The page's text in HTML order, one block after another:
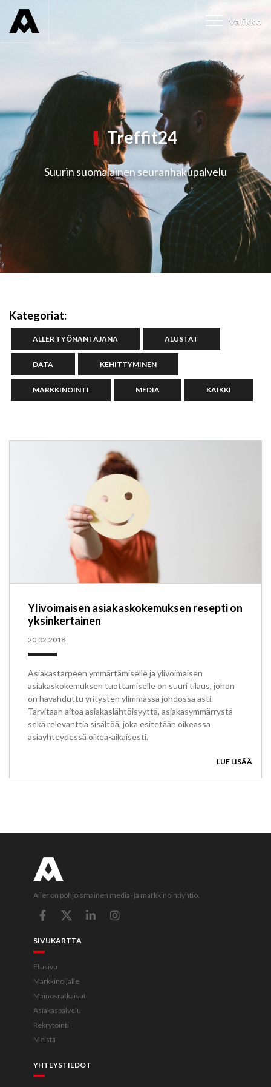
Valikko
Treffit24
Suurin suomalainen seuranhakupalvelu
Kategoriat:
ALLER TYÖNANTAJANA ALUSTAT
DATA KEHITTYMINEN
MARKKINOINTI MEDIA KAIKKI
Ylivoimaisen asiakaskokemuksen resepti on
yksinkertainen
20.02.2018
Asiakastarpeen ymmärtämiselle ja ylivoimaisen
asiakaskokemuksen tuottamiselle on suuri tilaus, johon
on havahduttu yritysten ylimmässä johdossa asti.
Tarvitaan aitoa asiakaslähtöisyyttä, asiakasymmärrystä
sekä relevanttia sisältöä, joka esitetään oikeassa
asiayhteydessä oikea-aikaisesti.
LUE LISÄÄ
Aller on pohjoismainen media- ja markkinointiyhtiö.
SIVUKARTTA
Etusivu
Markkinoijalle
Mainosratkaisut
Asiakaspalvelu
Rekrytointi
Meistä
YHTEYSTIEDOT